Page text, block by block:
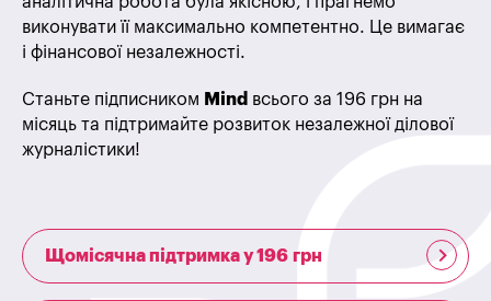
виконувати її максимально компетентно. Це вимагає
і фінансової незалежності.
Станьте підписником Mind всього за 196 грн на
місяць та підтримайте розвиток незалежної ділової
журналістики!
Щомісячна підтримка у 196 грн